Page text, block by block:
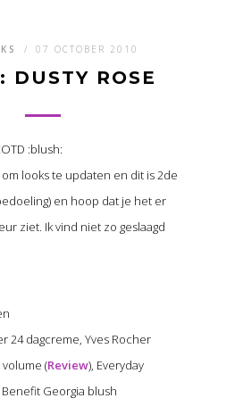
/ 07 OCTOBER 2010
DUSTY ROSE
:blush:
looks te updaten en dit is 2de
en hoop dat je het er
ziet. Ik vind niet zo geslaagd
24 dagcreme, Yves Rocher
(Review), Everyday
Georgia blush